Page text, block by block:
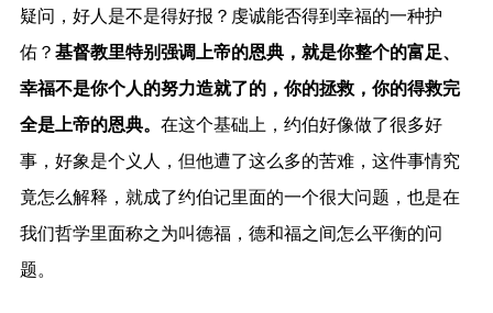
疑问，好人是不是得好报？虔诚能否得到幸福的一种护
佑？ 基督教里特别强调上帝的恩典，就是你整个的富足、
幸福不是你个人的努力造就了的，你的拯救，你的得救完
全是上帝的恩典。 在这个基础上，约伯好像做了很多好
事，好象是个义人，但他遭了这么多的苦难，这件事情究
竟怎么解释，就成了约伯记里面的一个很大问题，也是在
我们哲学里面称之为叫德福，德和福之间怎么平衡的问
题。